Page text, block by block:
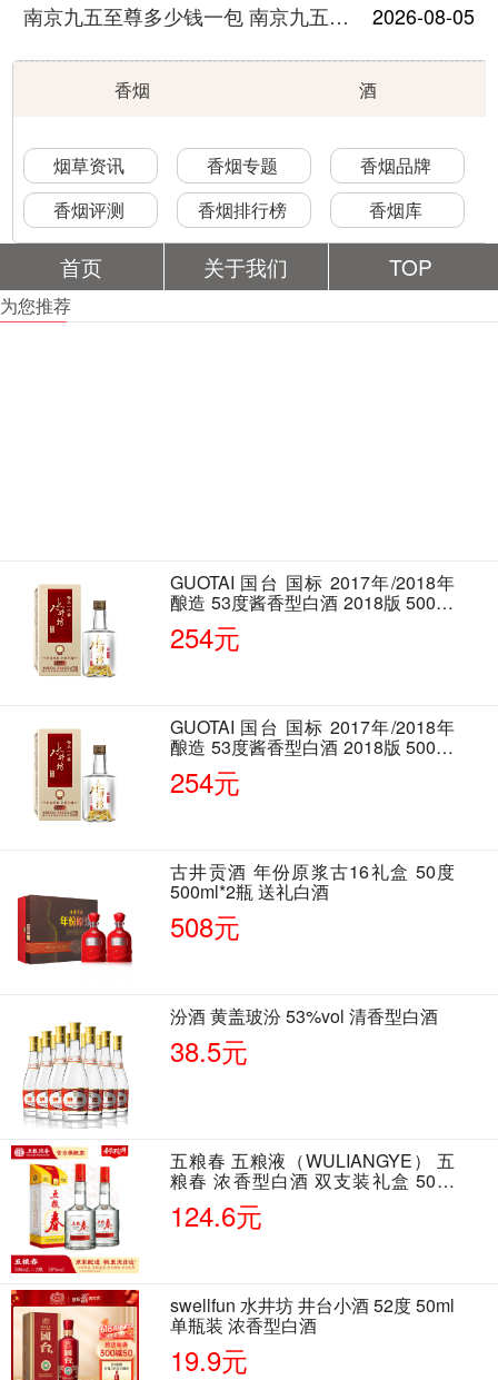
南京九五至尊多少钱一包 南京九五至尊价格及图片 2026-08-05
香烟 酒
烟草资讯 香烟专题
香烟品牌
香烟评测
香烟排行榜 香烟库
首页 关于我们 TOP
为您推荐
GUOTAI 国台 国标 2017年/2018年
酿造 53度酱香型白酒 2018版 500ml
单瓶装
254元
GUOTAI 国台 国标 2017年/2018年
酿造 53度酱香型白酒 2018版 500ml
单瓶装
254元
古井贡酒 年份原浆古16礼盒 50度
500ml*2瓶 送礼白酒
508元
汾酒 黄盖玻汾 53%vol 清香型白酒
38.5元
五粮春 五粮液（WULIANGYE） 五
粮春 浓香型白酒 双支装礼盒 50度
500ml*2瓶 含酒具
124.6元
swellfun 水井坊 井台小酒 52度 50ml
单瓶装 浓香型白酒
19.9元